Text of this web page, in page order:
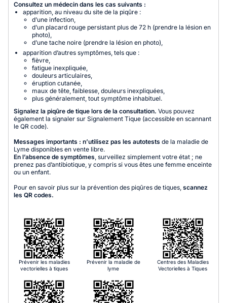
Consultez un médecin dans les cas suivants :
apparition, au niveau du site de la piqûre :
d’une infection,
d’un placard rouge persistant plus de 72 h (prendre la lésion en
photo),
d’une tache noire (prendre la lésion en photo),
apparition d’autres symptômes, tels que :
fièvre,
fatigue inexpliquée,
douleurs articulaires,
éruption cutanée,
maux de tête, faiblesse, douleurs inexpliquées,
plus généralement, tout symptôme inhabituel.
Signalez la piqûre de tique lors de la consultation. Vous pouvez
également la signaler sur Signalement Tique (accessible en scannant
le QR code).
Messages importants : n’utilisez pas les autotests de la maladie de
Lyme disponibles en vente libre.
En l’absence de symptômes, surveillez simplement votre état ; ne
prenez pas d’antibiotique, y compris si vous êtes une femme enceinte
ou un enfant.
Pour en savoir plus sur la prévention des piqûres de tiques, scannez
les QR codes.
Prévenir les maladies
vectorielles à tiques
Prévenir la maladie de
lyme
Centres des Maladies
Vectorielles à Tiques